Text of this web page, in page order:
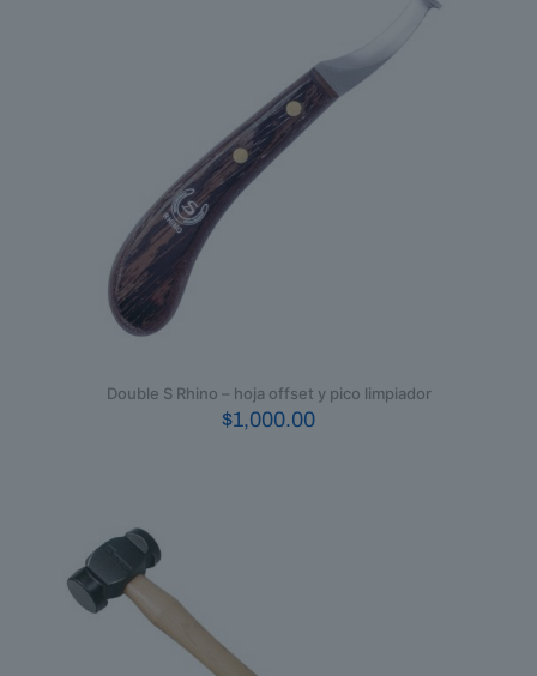
Double S Rhino – hoja offset y pico limpiador
$1,000.00